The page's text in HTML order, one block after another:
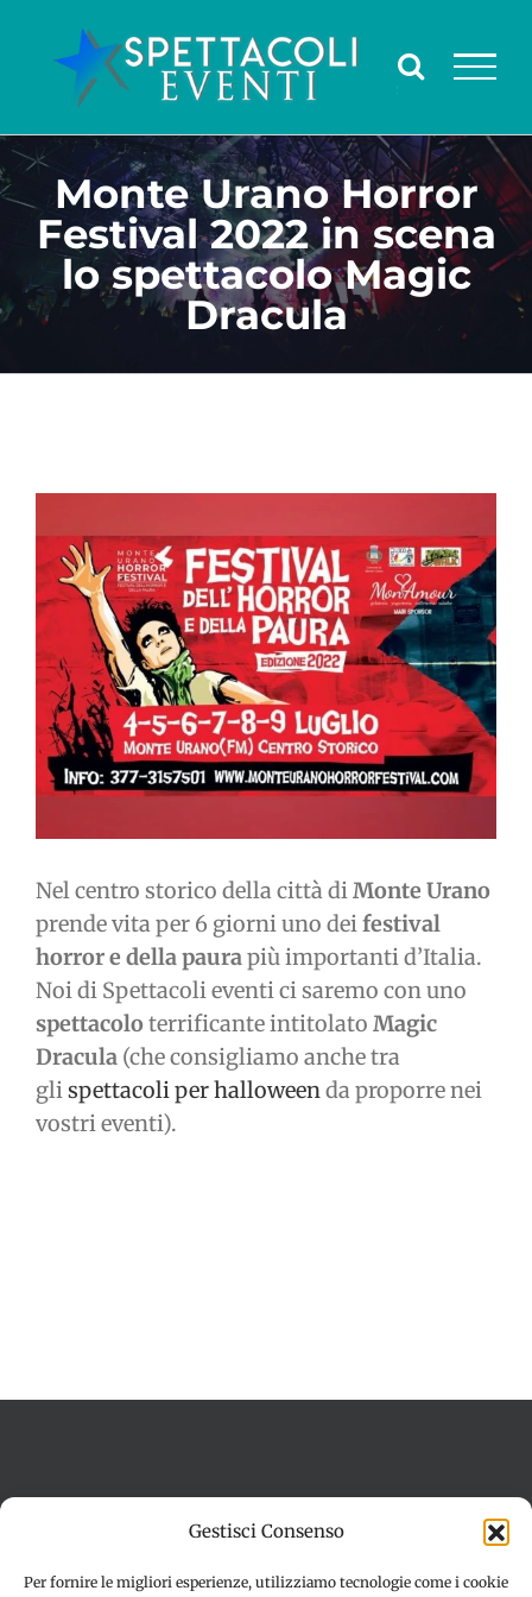
Gestisci Consenso
Per fornire le migliori esperienze, utilizziamo tecnologie come i cookie
contenuto
Monte Urano Horror
Festival 2022 in scena
lo spettacolo Magic
Dracula
immagine
Nel centro storico della città di Monte Urano
prende vita per 6 giorni uno dei festival
horror e della paura più importanti d’Italia.
Noi di Spettacoli eventi ci saremo con uno
spettacoloterrificante intitolato Magic
Dracula (che consigliamo anche tra
gli spettacoli per halloween da proporre nei
vostri eventi).
Dichiarazione sulla Privacy (UE)
Disconoscimento